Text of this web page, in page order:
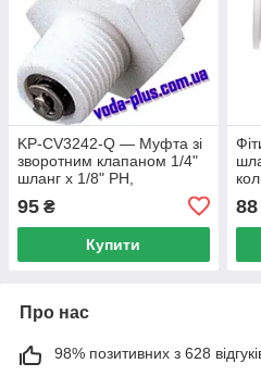
KP-CV3242-Q — Муфта зі
зворотним клапаном 1/4"
шланг х 1/8" РН,
95 ₴
Купити
88
Про нас
98% позитивних з 628